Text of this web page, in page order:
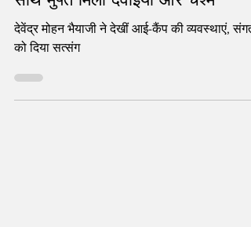
आई-कैंप में उमड़ी भीड़, निशुल्क जांच के
साथ मुफ्त मिली दवाइयां और चश्मे
को दिया सत्संग